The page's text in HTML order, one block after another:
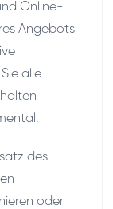
Online-
Angebots
alle
des
oder